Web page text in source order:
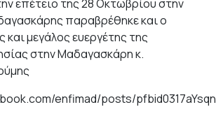
επέτειο της 28 Οκτωβρίου στην
παραβρέθηκε και ο
μεγάλος ευεργέτης της
στην Μαδαγασκάρη κ.
enfimad/posts/